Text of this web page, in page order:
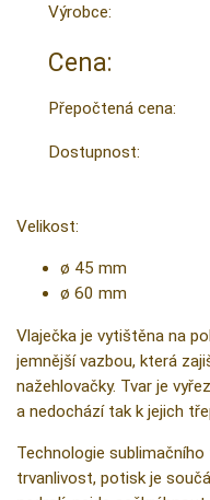
Výrobce:
Cena:
Přepočtená cena:
Dostupnost:
Velikost:
ø 45 mm
ø 60 mm
Vlaječka je vytištěna na
jemnější vazbou, která
nažehlovačky. Tvar je
a nedochází tak k jejich
Technologie
trvanlivost, potisk je